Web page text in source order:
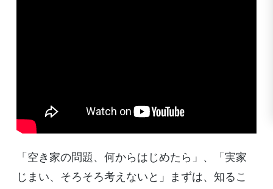
「空き家の問題、何からはじめたら」、「実家
じまい、そろそろ考えないと」まずは、知るこ